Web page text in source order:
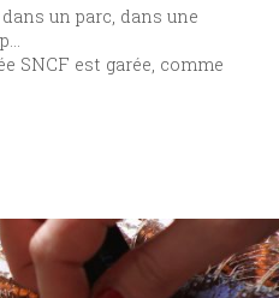
un parc, dans une
SNCF est garée, comme